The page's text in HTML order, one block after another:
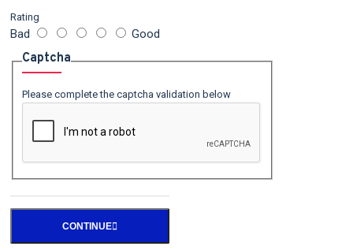
Rating
Bad Good
Captcha
Please complete the captcha validation below
CONTINUE